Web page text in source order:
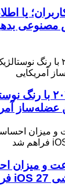
یا
بدهید یا
از دوج چارجر ۲۰۲۷ با